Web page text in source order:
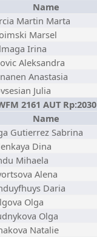
Name
Martin Marta
Marsel
Irina
Aleksandra
Anastasia
Julia
2161 AUT Rp:2030
Name
Gutierrez Sabrina
Dina
Mihaela
Alena
Daria
Olga
Olga
Natalie